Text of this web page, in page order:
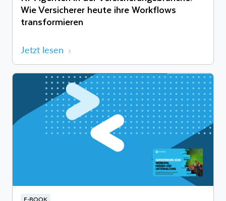
Wie Versicherer heute ihre Workflows
transformieren
Jetzt lesen
E-BOOK